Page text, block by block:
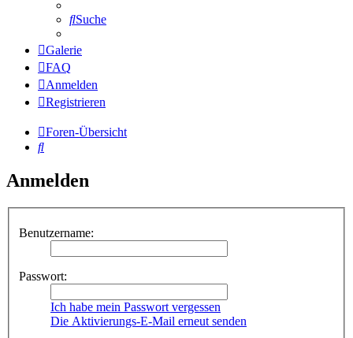
Suche
Galerie
FAQ
Anmelden
Registrieren
Foren-Übersicht
Suche
Anmelden
Benutzername:
Passwort:
Ich habe mein Passwort vergessen
Die Aktivierungs-E-Mail erneut senden